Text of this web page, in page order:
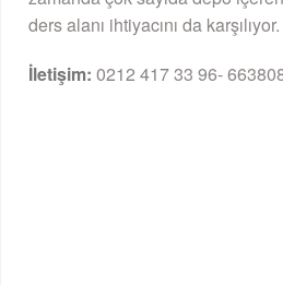
ders alanı ihtiyacını da karşılıyor.
İletişim: 0212 417 33 96-